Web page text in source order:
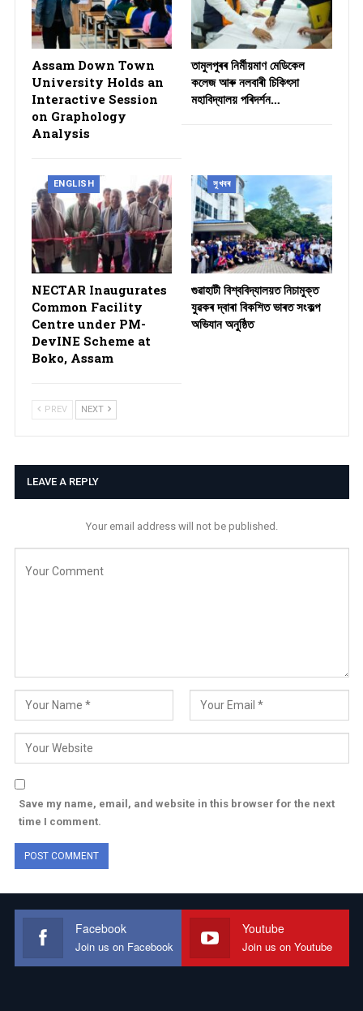
Assam Down Town
University Holds an
Interactive Session
on Graphology
Analysis
তামুলপুৰৰ নিৰ্মীয়মাণ মেডিকেল
কলেজ আৰু নলবাৰী চিকিৎসা
মহাবিদ্যালয় পৰিদৰ্শন…
ENGLISH
NECTAR Inaugurates
Common Facility
Centre under PM-
DevINE Scheme at
Boko, Assam
সুখবৰ
গুৱাহাটী বিশ্ববিদ্যালয়ত নিচামুক্ত
যুৱকৰ দ্বাৰা বিকশিত ভাৰত সংকল্প
অভিযান অনুষ্ঠিত
PREV NEXT
LEAVE A REPLY
Your email address will not be published.
Save my name, email, and website in this browser for the next
time I comment.
Facebook
Join us on Facebook
Youtube
Join us on Youtube